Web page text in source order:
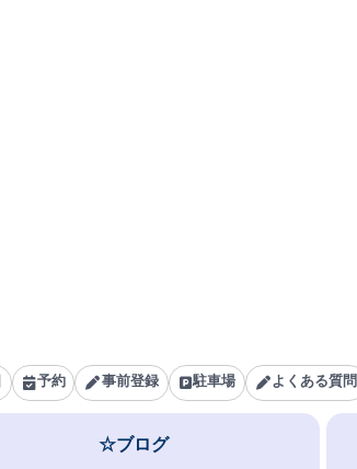
予約 事前登録 駐車場 よくある質問
☆ブログ